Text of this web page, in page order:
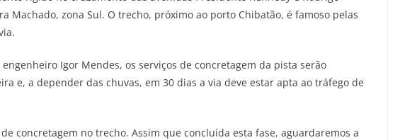
e
Machado, zona Sul. O trecho, próximo ao porto Chibatão, é famoso pelas
Igor Mendes, os serviços de concretagem da pista serão
e, a depender das chuvas, em 30 dias a via deve estar apta ao tráfego de
concretagem no trecho. Assim que concluída esta fase, aguardaremos a